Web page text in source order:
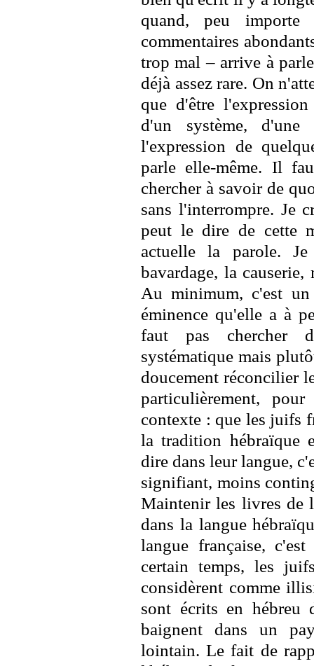
quand, peu
commentaires
trop mal – arrive à
déjà assez rare. On
que d'être
d'un système,
l'expression de
parle elle-même. Il
chercher à savoir de
sans l'interrompre. Je
peut le dire de cette
actuelle la parole.
bavardage, la
Au minimum, c'est
éminence qu'elle a à
faut pas chercher
systématique mais
doucement réconcilier
particulièrement,
contexte : que les juifs
la tradition hébraïque
dire dans leur langue,
signifiant, moins
Maintenir les livres de
dans la langue
langue française,
certain temps, les
considèrent comme
sont écrits en hébreu
baignent dans un
lointain. Le fait de